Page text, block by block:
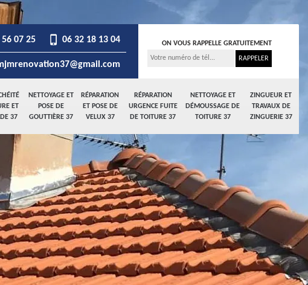
ET
37
NETTOYAGE ET
POSE DE
GOUTTIÈRE 37
RÉPARATION
ET POSE DE
VELUX 37
RÉPARATION
URGENCE FUITE
DE TOITURE 37
NETTOYAGE ET
DÉMOUSSAGE DE
TOITURE 37
ZINGUEUR ET
TRAVAUX DE
ZINGUERIE 37
07 25 06 32 18 13 04 ON VOUS RAPPELLE GRATUITEMENT